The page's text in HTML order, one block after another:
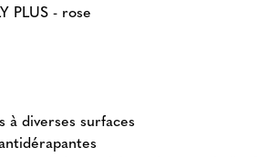
PLUS - rose
à diverses surfaces